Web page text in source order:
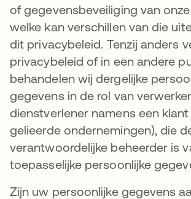
of gegevensbeveiliging van
welke kan verschillen van die
dit privacybeleid. Tenzij anders
privacybeleid of in een andere
behandelen wij dergelijke
gegevens in de rol van
dienstverlener namens een
gelieerde ondernemingen), die
verantwoordelijke beheerder is
toepasselijke persoonlijke
Zijn uw persoonlijke gegevens